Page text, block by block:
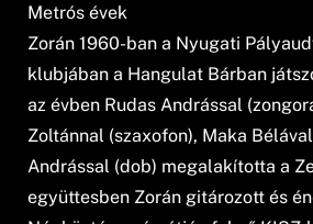
Metrós évek
Zorán 1960-ban a Nyugati
klubjában a Hangulat Bárban
az évben Rudas Andrással
Zoltánnal (szaxofon), Maka
Andrással (dob) megalakította a
együttesben Zorán gitározott és